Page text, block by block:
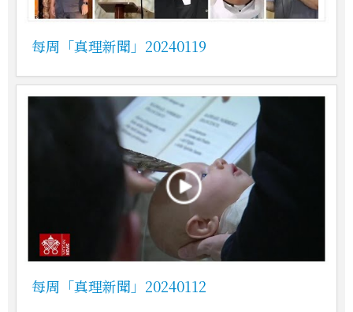
每周「真理新聞」20240119
每周「真理新聞」20240112